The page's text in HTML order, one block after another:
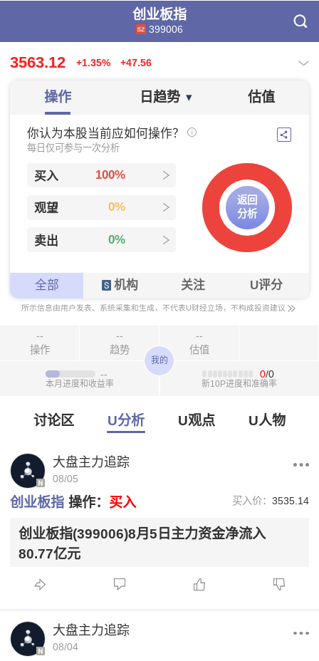
创业板指
399006
3563.12 +1.35% +47.56
操作 日趋势 ▾ 估值
你认为本股当前应如何操作？
每日仅可参与一次分析
买入 100%
观望 0%
卖出 0%
返回
分析
全部 机构 关注 U评分
所示信息由用户发表、系统采集和生成，不代表U财经立场，不构成投资建议
--
操作
--
趋势
--
估值
--
本月进度和收益率
0/0
新10P进度和准确率
我的
讨论区 U分析 U观点 U人物
大盘主力追踪
08/05
创业板指 操作： 买入 买入价： 3535.14
创业板指(399006)8月5日主力资金净流入
80.77亿元
大盘主力追踪
08/04